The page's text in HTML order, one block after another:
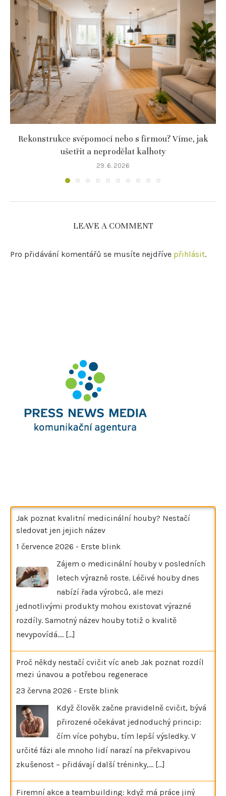
Rekonstrukce svépomocí nebo s firmou? Víme, jak
ušetřit a neprodělat kalhoty
29. 6. 2026
LEAVE A COMMENT
Pro přidávání komentářů se musíte nejdříve přihlásit.
Jak poznat kvalitní medicinální houby? Nestačí
sledovat jen jejich název
1 července 2026 - Erste blink
Zájem o medicinální houby v posledních
letech výrazně roste. Léčivé houby dnes
nabízí řada výrobců, ale mezi
jednotlivými produkty mohou existovat výrazné
rozdíly. Samotný název houby totiž o kvalitě
nevypovídá.… [...]
Proč někdy nestačí cvičit víc aneb Jak poznat rozdíl
mezi únavou a potřebou regenerace
23 června 2026 - Erste blink
Když člověk začne pravidelně cvičit, bývá
přirozené očekávat jednoduchý princip:
čím více pohybu, tím lepší výsledky. V
určité fázi ale mnoho lidí narazí na překvapivou
zkušenost – přidávají další tréninky,… [...]
Firemní akce a teambuilding: když má práce jiný